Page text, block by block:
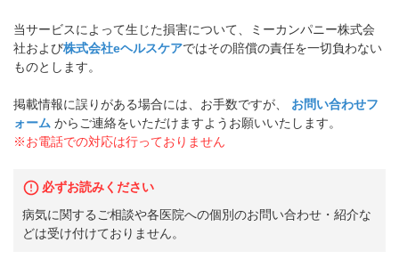
当サービスによって生じた損害について、ミーカンパニー株式会
社および株式会社eヘルスケアではその賠償の責任を一切負わない
ものとします。
掲載情報に誤りがある場合には、お手数ですが、
お問い合わせフ
ォーム からご連絡をいただけますようお願いいたします。
※お電話での対応は行っておりません
必ずお読みください
病気に関するご相談や各医院への個別のお問い合わせ・紹介な
どは受け付けておりません。